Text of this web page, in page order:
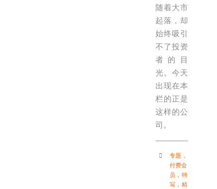
随着大市
起落，却
始终吸引
不了投资
者的目
光。今天
出现在本
栏的正是
这样的公
司。
专题 ，
付费会
员 ， 特
写 ， 精